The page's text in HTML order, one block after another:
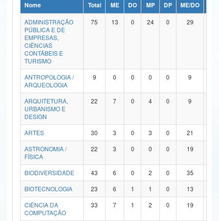
Ministério da Ciência, Tecnologia, Inovações e Comunicações
Ministério do Meio Ambiente
Ministério do Turismo
Ministério do Desenvolvimento Regional
Controladoria-Geral da União
Ministério da Mulher, da Família e dos Direitos Humanos
Secretaria de Governo
Advocacia-Geral da União
Banco Central do Brasil
Nome Total ME DO MP DP ME/DO
ADMINISTRAÇÃO
PÚBLICA E DE
EMPRESAS,
CIÊNCIAS
CONTÁBEIS E
TURISMO
75 13 0 24 0 29
ANTROPOLOGIA /
ARQUEOLOGIA
9 0 0 0 0 9
ARQUITETURA,
URBANISMO E
DESIGN
22 7 0 4 0 9
ARTES 30 3 0 3 0 21
ASTRONOMIA /
FÍSICA
22 3 0 0 0 19
BIODIVERSIDADE 43 6 0 2 0 35
BIOTECNOLOGIA
23 6 1 1 0 13
CIÊNCIA DA
COMPUTAÇÃO
33 7 1 2 0 19